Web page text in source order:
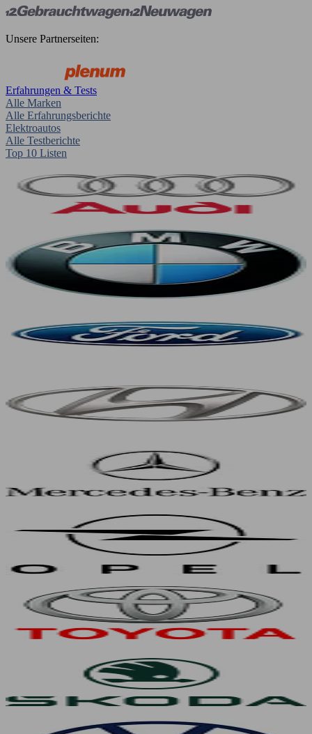
Unsere Partnerseiten:
Erfahrungen & Tests
Alle Marken
Alle Erfahrungsberichte
Elektroautos
Alle Testberichte
Top 10 Listen